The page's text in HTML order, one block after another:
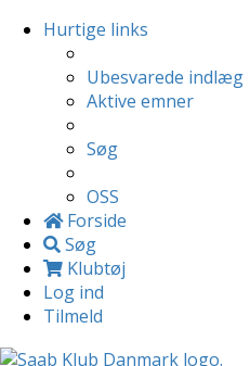
Hurtige links
Ubesvarede indlæg
Aktive emner
Søg
OSS
Forside
Søg
Klubtøj
Log ind
Tilmeld